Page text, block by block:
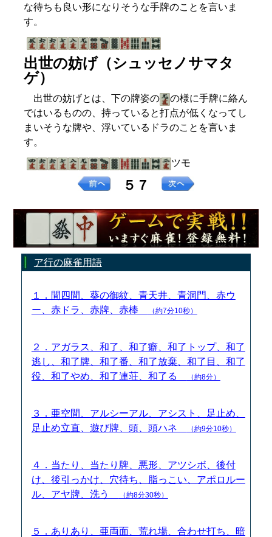
な待ちも良い形になりそうな手牌のことを言いま
す。
出世の妨げ（シュッセノサマタ
ゲ）
出世の妨げとは、下の牌姿の
の様に手牌に絡ん
ではいるものの、持っていると打点が低くなってし
まいそうな牌や、浮いているドラのことを言いま
す。
ツモ
５７
ア行の麻雀用語
１．間四間、葵の御紋、青天井、青洞門、赤ウ
ー、赤ドラ、赤牌、赤棒
（約7分10秒）
２．アガラス、和了、和了癖、和了トップ、和了
逃し、和了牌、和了番、和了放棄、和了目、和了
役、和了やめ、和了連荘、和了る
（約8分）
３．亜空間、アルシーアル、アシスト、足止め、
足止め立直、遊び牌、頭、頭ハネ
（約9分10秒）
４．当たり、当たり牌、悪形、アツシボ、後付
け、後引っかけ、穴待ち、脂っこい、アポロルー
ル、アヤ牌、洗う
（約8分30秒）
５．ありあり、亜両面、荒れ場、合わせ打ち、暗